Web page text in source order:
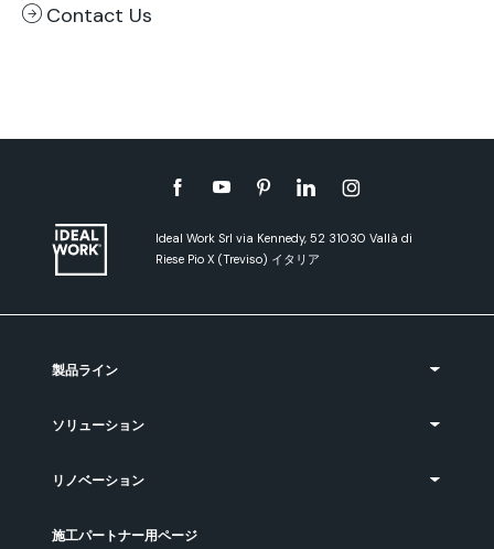
Contact Us
Ideal Work Srl via Kennedy, 52 31030 Vallà di
Riese Pio X (Treviso) イタリア
製品ライン
ソリューション
リノベーション
施工パートナー用ページ